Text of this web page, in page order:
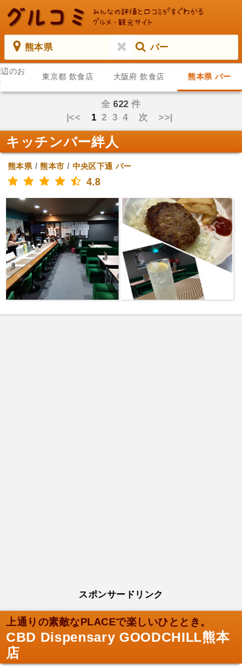
熊本県 バー
のお
東京都 飲食店 大阪府 飲食店 熊本県 バー
全622 件
|<< 12 3 4 次 >>|
キッチンバー絆人
熊本県/熊本市 / 中央区下通 バー
4.8
スポンサードリンク
上通りの素敵なPLACEで楽しいひととき。
CBD Dispensary GOODCHILL熊本
店